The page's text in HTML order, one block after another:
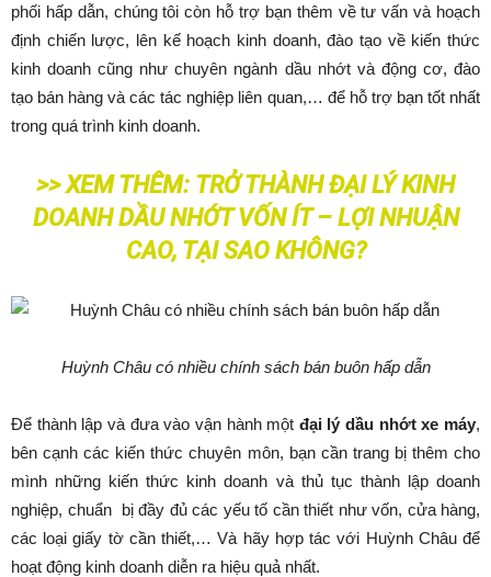
phối hấp dẫn, chúng tôi còn hỗ trợ bạn thêm về tư vấn và hoạch
định chiến lược, lên kế hoạch kinh doanh, đào tạo về kiến thức
kinh doanh cũng như chuyên ngành dầu nhớt và động cơ, đào
tạo bán hàng và các tác nghiệp liên quan,… để hỗ trợ bạn tốt nhất
trong quá trình kinh doanh.
>> XEM THÊM: TRỞ THÀNH ĐẠI LÝ KINH
DOANH DẦU NHỚT VỐN ÍT – LỢI NHUẬN
CAO, TẠI SAO KHÔNG?
Huỳnh Châu có nhiều chính sách bán buôn hấp dẫn
Để thành lập và đưa vào vận hành một đại lý dầu nhớt xe máy,
bên cạnh các kiến thức chuyên môn, bạn cần trang bị thêm cho
mình những kiến thức kinh doanh và thủ tục thành lập doanh
nghiệp, chuẩn bị đầy đủ các yếu tố cần thiết như vốn, cửa hàng,
các loại giấy tờ cần thiết,… Và hãy hợp tác với Huỳnh Châu để
hoạt động kinh doanh diễn ra hiệu quả nhất.